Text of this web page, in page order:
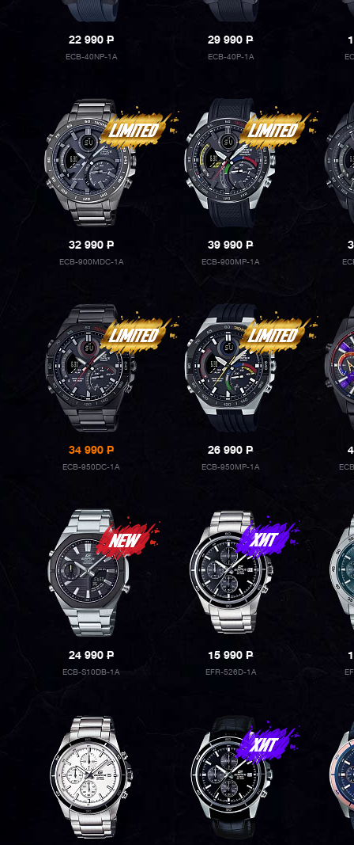
22 990P
ECB-40NP-1A
29 990P
ECB-40P-1A
32 990P
ECB-900MDC-1A
39 990P
ECB-900MP-1A
34 990P
ECB-950DC-1A
26 990P
ECB-950MP-1A
24 990P
ECB-S10DB-1A
15 990P
EFR-526D-1A